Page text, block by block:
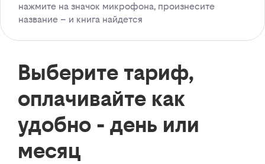
нажмите на значок микрофона, произнесите
название – и книга найдется
Выберите тариф,
оплачивайте как
удобно - день или
месяц